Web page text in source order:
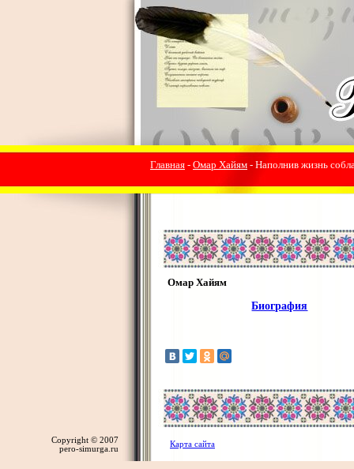
Главная - Омар Хайям - Наполнив жизнь
Омар Хайям
Биография
Copyright © 2007
pero-simurga.ru
Карта сайта